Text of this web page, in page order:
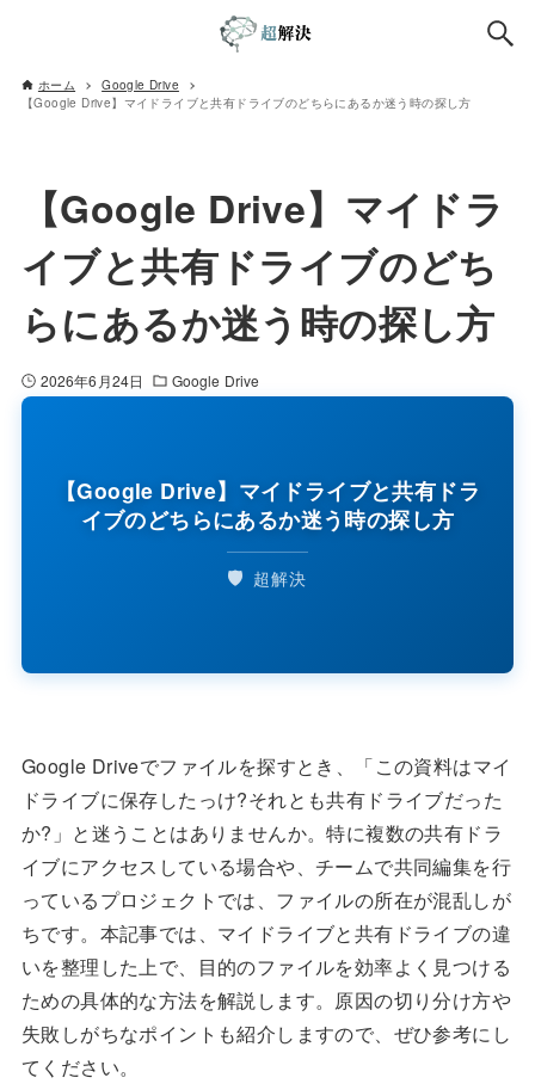
ホーム
Google Drive
【Google Drive】マイドライブと共有ドライブのどちらにあるか迷う時の探し方
【Google Drive】マイドラ
イブと共有ドライブのどち
らにあるか迷う時の探し方
2026年6月24日 Google Drive
【Google Drive】マイドライブと共有ドラ
イブのどちらにあるか迷う時の探し方
🛡️ 超解決
Google Driveでファイルを探すとき、「この資料はマイ
ドライブに保存したっけ?それとも共有ドライブだった
か?」と迷うことはありませんか。特に複数の共有ドラ
イブにアクセスしている場合や、チームで共同編集を行
っているプロジェクトでは、ファイルの所在が混乱しが
ちです。本記事では、マイドライブと共有ドライブの違
いを整理した上で、目的のファイルを効率よく見つける
ための具体的な方法を解説します。原因の切り分け方や
失敗しがちなポイントも紹介しますので、ぜひ参考にし
てください。